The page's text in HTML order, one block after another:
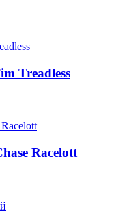
Treadless
Racelott